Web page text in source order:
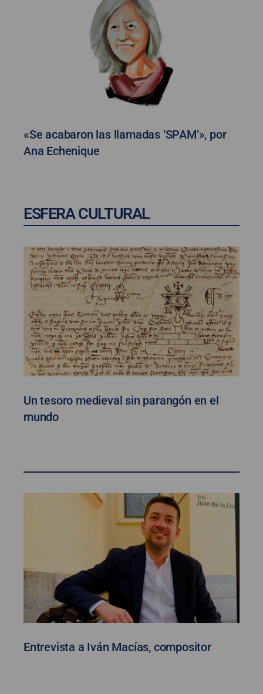
«Se acabaron las llamadas ‘SPAM’», por
Ana Echenique
ESFERA CULTURAL
Un tesoro medieval sin parangón en el
mundo
Entrevista a Iván Macías, compositor